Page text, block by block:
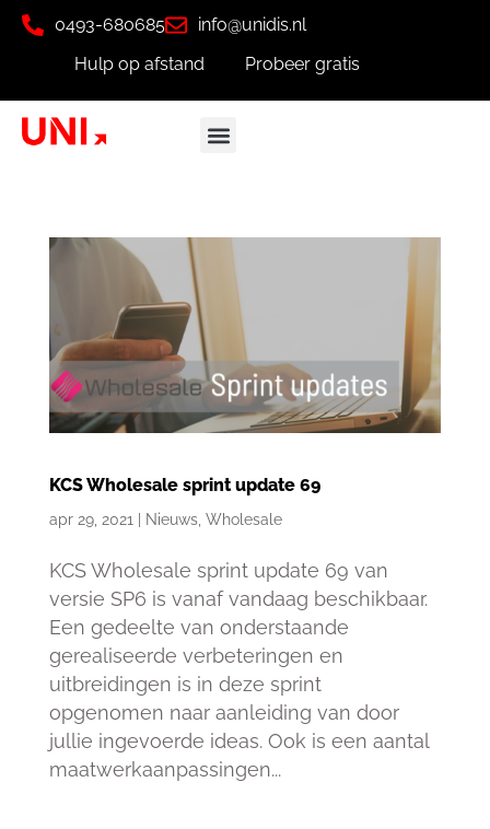
0493-680685
info@unidis.nl
Hulp op afstand
Probeer gratis
KCS Wholesale sprint update 69
apr 29, 2021 Nieuws, Wholesale
KCS Wholesale sprint update 69 van
versie SP6 is vanaf vandaag beschikbaar.
Een gedeelte van onderstaande
gerealiseerde verbeteringen en
uitbreidingen is in deze sprint
opgenomen naar aanleiding van door
jullie ingevoerde ideas. Ook is een aantal
maatwerkaanpassingen...